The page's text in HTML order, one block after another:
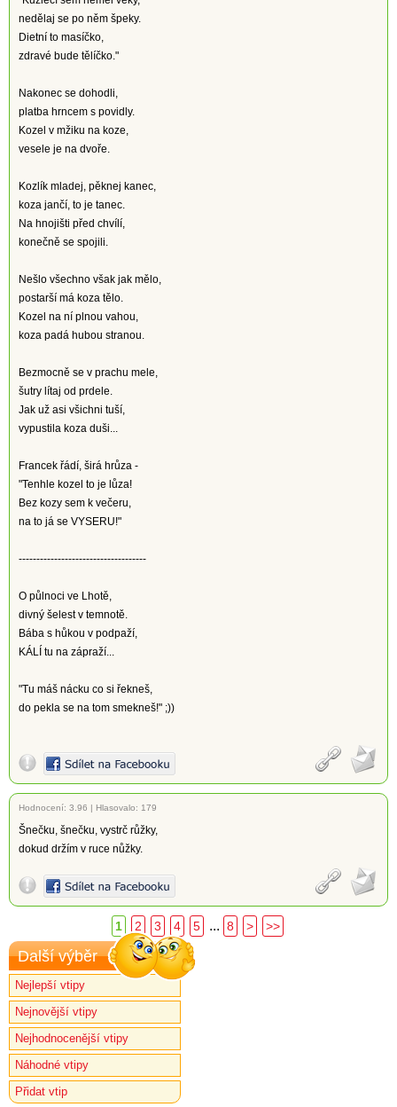
nedělaj se po něm špeky.
Dietní to masíčko,
zdravé bude tělíčko."
Nakonec se dohodli,
platba hrncem s povidly.
Kozel v mžiku na koze,
vesele je na dvoře.
Kozlík mladej, pěknej kanec,
koza jančí, to je tanec.
Na hnojišti před chvílí,
konečně se spojili.
Nešlo všechno však jak mělo,
postarší má koza tělo.
Kozel na ní plnou vahou,
koza padá hubou stranou.
Bezmocně se v prachu mele,
šutry lítaj od prdele.
Jak už asi všichni tuší,
vypustila koza duši...
Francek řádí, širá hrůza -
"Tenhle kozel to je lůza!
Bez kozy sem k večeru,
na to já se VYSERU!"
------------------------------------
O půlnoci ve Lhotě,
divný šelest v temnotě.
Bába s hůkou v podpaží,
KÁLÍ tu na zápraží...
"Tu máš nácku co si řekneš,
do pekla se na tom smekneš!" ;))
Hodnocení: 3.96 | Hlasovalo: 179
Šnečku, šnečku, vystrč růžky,
dokud držím v ruce nůžky.
1 2 3 4 5 ... 8 > >>
Další výběr
Nejlepší vtipy
Nejnovější vtipy
Nejhodnocenější vtipy
Náhodné vtipy
Přidat vtip